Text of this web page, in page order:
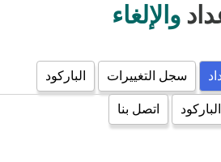
والإلغاء
سجل التغييرات الباركود
اتصل بنا